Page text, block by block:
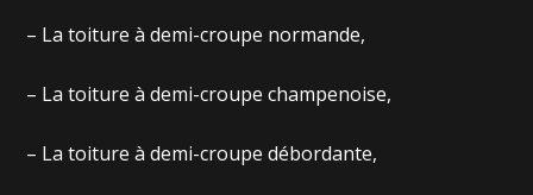
– La toiture à demi-croupe normande,
– La toiture à demi-croupe champenoise,
– La toiture à demi-croupe débordante,